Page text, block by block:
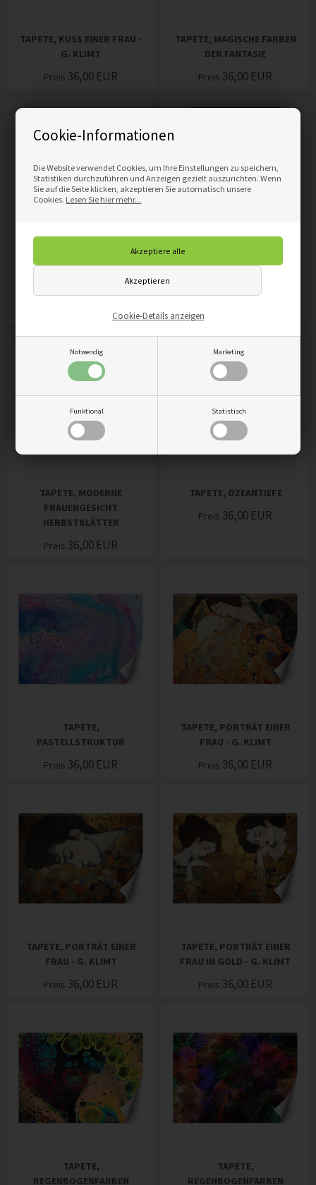
Cookie-Informationen
Die Website verwendet Cookies, um Ihre Einstellungen zu speichern,
Statistiken durchzuführen und Anzeigen gezielt auszurichten. Wenn
Sie auf die Seite klicken, akzeptieren Sie automatisch unsere
Cookies. Lesen Sie hier mehr...
Notwendig Marketing
Funktional Statistisch
Cookie-Details anzeigen
TAPETE, KUSS EINER FRAU -
G. KLIMT
Preis 36,00 EUR
TAPETE, MAGISCHE FARBEN
DER FANTASIE
Preis 36,00 EUR
TAPETE, MANDELBAUM IN
Preis36,00EUR
TAPETE, MASKENVARIATION
Preis
TAPETE, MODERNE
FRAUENGESICHT
HERBSTBLÄTTER
Preis 36,00 EUR
TAPETE, OZEANTIEFE
Preis 36,00 EUR
TAPETE,
PASTELLSTRUKTUR
Preis 36,00 EUR
TAPETE, PORTRÄT EINER
FRAU - G. KLIMT
Preis 36,00 EUR
TAPETE, PORTRÄT EINER
FRAU - G. KLIMT
Preis 36,00 EUR
TAPETE, PORTRÄT EINER
FRAU IN GOLD - G. KLIMT
Preis 36,00 EUR
TAPETE,
REGENBOGENFARBEN
TAPETE,
REGENBOGENFARBEN